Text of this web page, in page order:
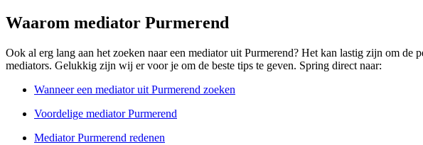
Waarom mediator Purmerend
Ook al erg lang aan het zoeken naar een mediator uit Purmerend? Het kan lastig zijn om
mediators. Gelukkig zijn wij er voor je om de beste tips te geven. Spring direct naar:
Wanneer een mediator uit Purmerend zoeken
Voordelige mediator Purmerend
Mediator Purmerend redenen